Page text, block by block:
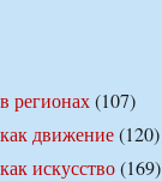
регионах(107)
движение(120)
искусство(169)